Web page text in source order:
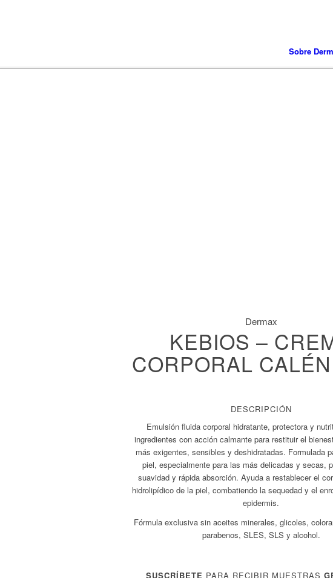
Sobre
Dermax
KEBIOS –
CORPORAL
DESCRIPCIÓN
Emulsión fluida corporal hidratante, protectora y
ingredientes con acción calmante para restituir el
más exigentes, sensibles y deshidratadas. Formulada
piel, especialmente para las más delicadas y secas,
suavidad y rápida absorción. Ayuda a restablecer el
hidrolipídico de la piel, combatiendo la sequedad y el
epidermis.
Fórmula exclusiva sin aceites minerales, glicoles,
parabenos, SLES, SLS y alcohol.
SUSCRÍBETE PARA RECIBIR MUESTRAS